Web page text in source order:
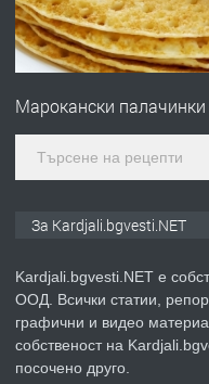
ПРЕДЛАГА
ПРЕДЛАГА
село
ПРЕДЛАГА
Курс
Марокански палачинки
За Kardjali.bgvesti.NET
Kardjali.bgvesti.NET е
ООД. Всички статии,
графични и видео
собственост на
посочено друго.